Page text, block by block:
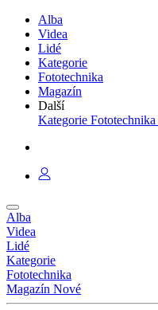
Alba
Videa
Lidé
Kategorie
Fototechnika
Magazín
Další
Kategorie Fototechnika
Alba
Videa
Lidé
Kategorie
Fototechnika
Magazín Nové